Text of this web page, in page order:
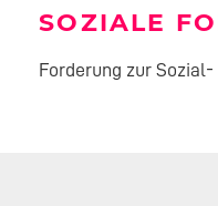
SOZIALE
Forderung zur